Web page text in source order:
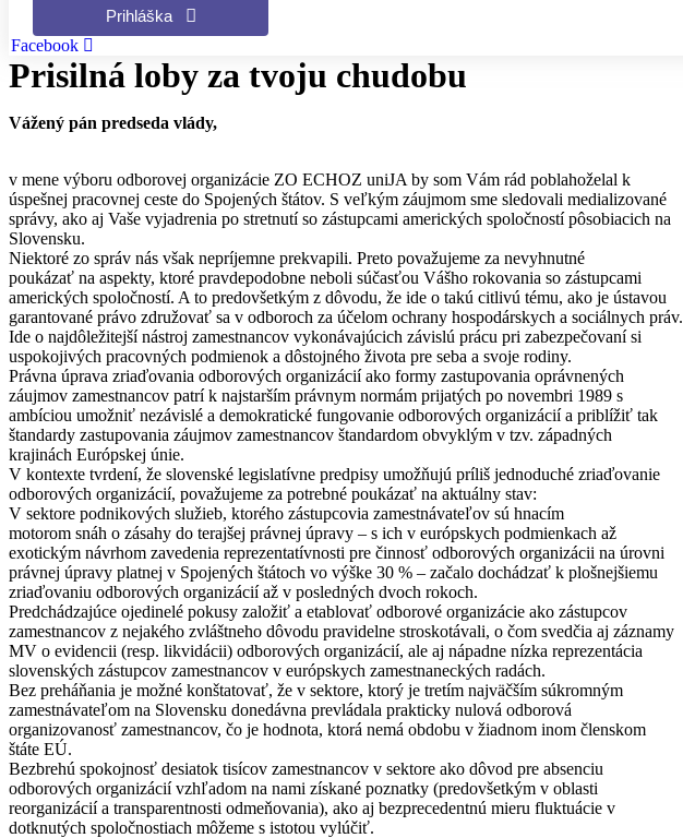
Prihláška
Facebook
Prisilná loby za tvoju chudobu
Vážený pán predseda vlády,
v mene výboru odborovej organizácie ZO ECHOZ uniJA by som Vám rád poblahoželal k
úspešnej pracovnej ceste do Spojených štátov. S veľkým záujmom sme sledovali medializované
správy, ako aj Vaše vyjadrenia po stretnutí so zástupcami amerických spoločností pôsobiacich na
Slovensku.
Niektoré zo správ nás však nepríjemne prekvapili. Preto považujeme za nevyhnutné
poukázať na aspekty, ktoré pravdepodobne neboli súčasťou Vášho rokovania so zástupcami
amerických spoločností. A to predovšetkým z dôvodu, že ide o takú citlivú tému, ako je ústavou
garantované právo združovať sa v odboroch za účelom ochrany hospodárskych a sociálnych práv.
Ide o najdôležitejší nástroj zamestnancov vykonávajúcich závislú prácu pri zabezpečovaní si
uspokojivých pracovných podmienok a dôstojného života pre seba a svoje rodiny.
Právna úprava zriaďovania odborových organizácií ako formy zastupovania oprávnených
záujmov zamestnancov patrí k najstarším právnym normám prijatých po novembri 1989 s
ambíciou umožniť nezávislé a demokratické fungovanie odborových organizácií a priblížiť tak
štandardy zastupovania záujmov zamestnancov štandardom obvyklým v tzv. západných
krajinách Európskej únie.
V kontexte tvrdení, že slovenské legislatívne predpisy umožňujú príliš jednoduché zriaďovanie
odborových organizácií, považujeme za potrebné poukázať na aktuálny stav:
V sektore podnikových služieb, ktorého zástupcovia zamestnávateľov sú hnacím
motorom snáh o zásahy do terajšej právnej úpravy – s ich v európskych podmienkach až
exotickým návrhom zavedenia reprezentatívnosti pre činnosť odborových organizácii na úrovni
právnej úpravy platnej v Spojených štátoch vo výške 30 % – začalo dochádzať k plošnejšiemu
zriaďovaniu odborových organizácií až v posledných dvoch rokoch.
Predchádzajúce ojedinelé pokusy založiť a etablovať odborové organizácie ako zástupcov
zamestnancov z nejakého zvláštneho dôvodu pravidelne stroskotávali, o čom svedčia aj záznamy
MV o evidencii (resp. likvidácii) odborových organizácií, ale aj nápadne nízka reprezentácia
slovenských zástupcov zamestnancov v európskych zamestnaneckých radách.
Bez preháňania je možné konštatovať, že v sektore, ktorý je tretím najväčším súkromným
zamestnávateľom na Slovensku donedávna prevládala prakticky nulová odborová
organizovanosť zamestnancov, čo je hodnota, ktorá nemá obdobu v žiadnom inom členskom
štáte EÚ.
Bezbrehú spokojnosť desiatok tisícov zamestnancov v sektore ako dôvod pre absenciu
odborových organizácií vzhľadom na nami získané poznatky (predovšetkým v oblasti
reorganizácií a transparentnosti odmeňovania), ako aj bezprecedentnú mieru fluktuácie v
dotknutých spoločnostiach môžeme s istotou vylúčiť.